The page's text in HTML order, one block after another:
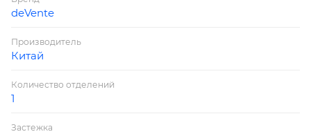
deVente
Производитель
Китай
Количество отделений
1
Застежка